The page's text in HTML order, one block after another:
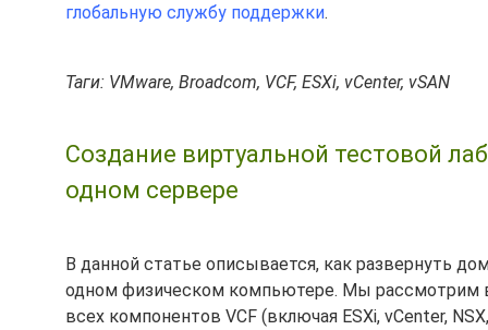
глобальную службу поддержки.
Таги: VMware, Broadcom, VCF, ESXi, vCenter, vSAN
Создание виртуальной тестовой
одном сервере
В данной статье описывается, как развернуть
одном физическом компьютере. Мы рассмотрим
всех компонентов VCF (включая ESXi, vCenter,